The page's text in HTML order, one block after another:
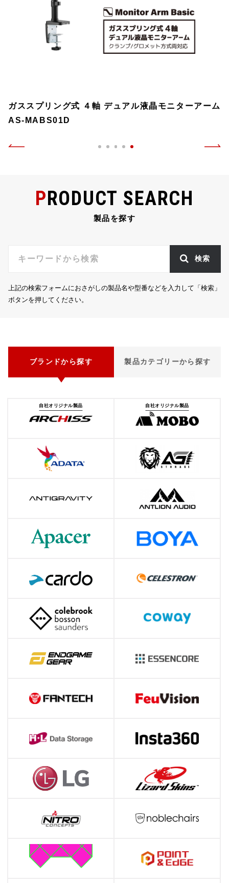
ガススプリング式 ４軸 デュアル液晶モニターアーム
AS-MABS01D
PRODUCT SEARCH
製品を探す
検索
上記の検索フォームにおさがしの製品名や型番などを入力して「検索」
ボタンを押してください。
ブランドから探す 製品カテゴリーから探す
自社オリジナル製品 自社オリジナル製品